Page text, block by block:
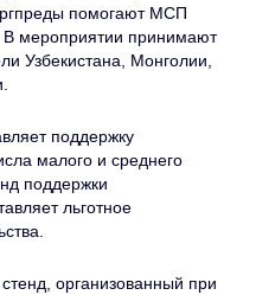
помогают МСП
мероприятии принимают
Узбекистана, Монголии,
поддержку
малого и среднего
поддержки
льготное
организованный при